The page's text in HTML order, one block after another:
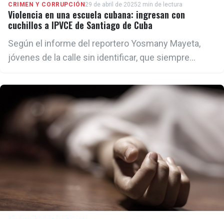
CRIMEN Y CORRUPCIÓN29 de abril de 20252 min de lectura
Violencia en una escuela cubana: ingresan con
cuchillos a IPVCE de Santiago de Cuba
Según el informe del reportero Yosmany Mayeta,
jóvenes de la calle sin identificar, que siempre
entraron con cuchillos y machetes